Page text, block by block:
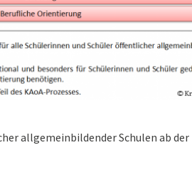
allgemeinbildender Schulen ab der